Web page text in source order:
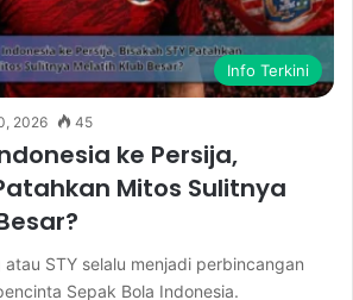
Info Terkini
2026 45
ke Persija,
Mitos Sulitnya
atau STY selalu menjadi perbincangan
Sepak Bola Indonesia.